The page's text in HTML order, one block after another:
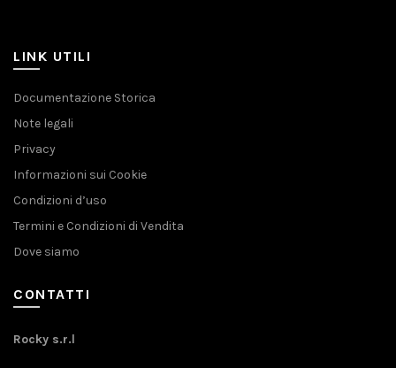
LINK UTILI
Documentazione Storica
Note legali
Privacy
Informazioni sui Cookie
Condizioni d’uso
Termini e Condizioni di Vendita
Dove siamo
CONTATTI
Rocky s.r.l